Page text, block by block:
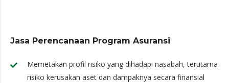
Jasa Perencanaan Program Asuransi
Memetakan profil risiko yang dihadapi nasabah, terutama
risiko kerusakan aset dan dampaknya secara finansial